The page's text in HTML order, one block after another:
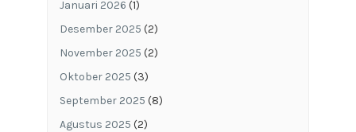
Januari 2026 (1)
Desember 2025 (2)
November 2025 (2)
Oktober 2025 (3)
September 2025 (8)
Agustus 2025 (2)